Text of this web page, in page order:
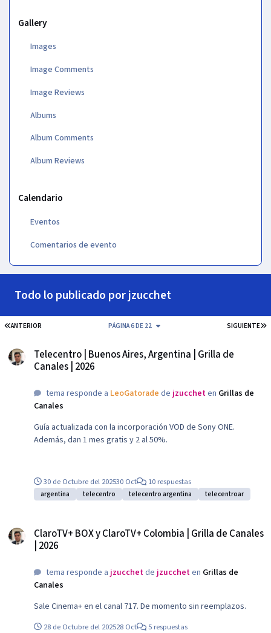
Gallery
Images
Image Comments
Image Reviews
Albums
Album Comments
Album Reviews
Calendario
Eventos
Comentarios de evento
Todo lo publicado por jzucchet
PRIMERA PÁGINA
ANTERIOR SIGUIENTE
PÁGINA 6 DE 22
Telecentro | Buenos Aires, Argentina | Grilla de
Canales | 2026
tema responde a LeoGatorade dejzuccheten Grillas de
Canales
Guía actualizada con la incorporación VOD de Sony ONE.
Además, dan 1 mes gratis y 2 al 50%.
30 de Octubre del 202530 Oct 10 respuestas
argentina telecentro telecentro argentina telecentroar
ClaroTV+ BOX y ClaroTV+ Colombia | Grilla de Canales
| 2026
tema responde a jzucchetde jzuccheten Grillas de
Canales
Sale Cinema+ en el canal 717. De momento sin reemplazos.
28 de Octubre del 202528 Oct 5 respuestas